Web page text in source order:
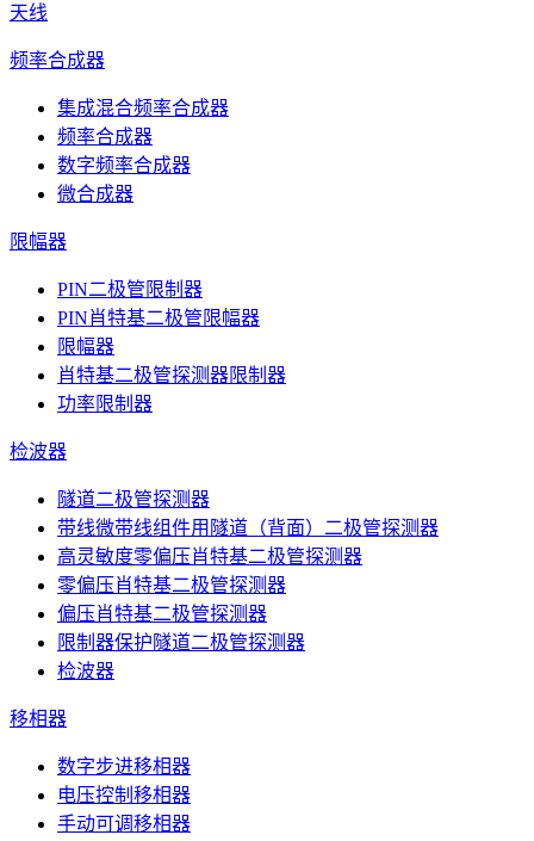
天线
频率合成器
集成混合频率合成器
频率合成器
数字频率合成器
微合成器
限幅器
PIN二极管限制器
PIN肖特基二极管限幅器
限幅器
肖特基二极管探测器限制器
功率限制器
检波器
隧道二极管探测器
带线微带线组件用隧道（背面）二极管探测器
高灵敏度零偏压肖特基二极管探测器
零偏压肖特基二极管探测器
偏压肖特基二极管探测器
限制器保护隧道二极管探测器
检波器
移相器
数字步进移相器
电压控制移相器
手动可调移相器